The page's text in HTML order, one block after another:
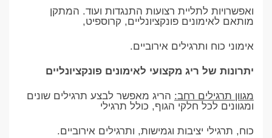
ואפשרויות לתליית רצועות התנגדות ועוד. המתקן
מותאם לאימונים פונקציונליים, קרוספיט,
אימוני כוח ותרגילים אירוביים.
יתרונות של ריג מקצועי לאימונים פונקציונליים
מגוון תרגילים רחב: הריג מאפשר לבצע תרגילים שונים
ומגוונים לכל חלקי הגוף, כולל תרגילי
כוח, תרגילי יציבות וגמישות, ותרגילים אירוביים.